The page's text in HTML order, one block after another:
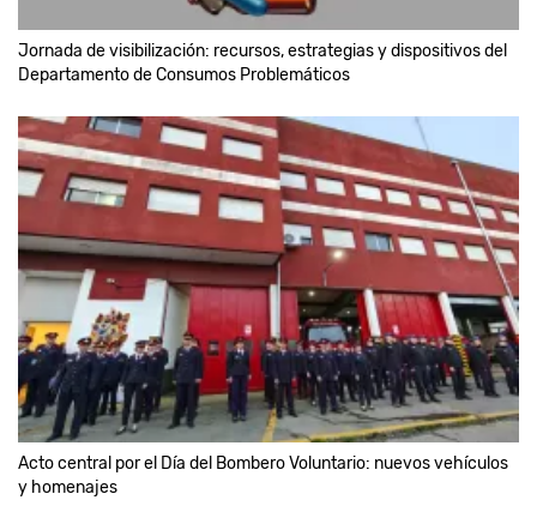
Jornada de visibilización: recursos, estrategias y dispositivos del
Departamento de Consumos Problemáticos
Acto central por el Día del Bombero Voluntario: nuevos vehículos
y homenajes